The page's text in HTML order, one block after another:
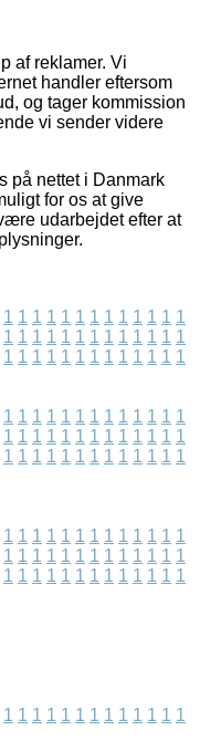
af reklamer. Vi
handler eftersom
og tager kommission
vi sender videre
på nettet i Danmark
for os at give
udarbejdet efter at
1 1 1 1 1 1 1 1 1 1 1 1 1
1 1 1 1 1 1 1 1 1 1 1 1 1
1 1 1 1 1 1 1 1 1 1 1 1 1
1 1 1 1 1 1 1 1 1 1 1 1 1
1 1 1 1 1 1 1 1 1 1 1 1 1
1 1 1 1 1 1 1 1 1 1 1 1 1
1 1 1 1 1 1 1 1 1 1 1 1 1
1 1 1 1 1 1 1 1 1 1 1 1 1
1 1 1 1 1 1 1 1 1 1 1 1 1
1 1 1 1 1 1 1 1 1 1 1 1 1